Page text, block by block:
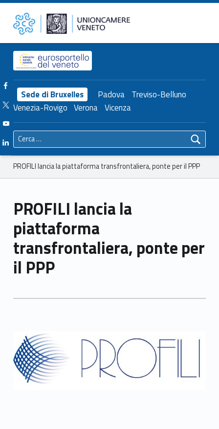
PROFILI lancia la piattaforma transfrontaliera, ponte per il PPP – Unioncamere del Veneto Unioncamere del Veneto
Header info sidebar
Sede di Bruxelles Padova Treviso-Belluno
Venezia-Rovigo Verona Vicenza
Facebook Unioncamere Veneto
Twitter Unioncamere Veneto
Youtube Unioncamere Veneto
Linkedin Unioncamere Veneto
Ricerca per:
Breadcrumbs navigation
PROFILI lancia la piattaforma transfrontaliera, ponte per il PPP
PROFILI lancia la
piattaforma
transfrontaliera, ponte per
il PPP